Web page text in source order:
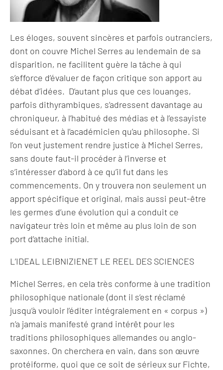
Les éloges, souvent sincères et parfois outranciers,
dont on couvre Michel Serres au lendemain de sa
disparition, ne facilitent guère la tâche à qui
s’efforce d’évaluer de façon critique son apport au
débat d’idées. D’autant plus que ces louanges,
parfois dithyrambiques, s’adressent davantage au
chroniqueur, à l’habitué des médias et à l’essayiste
séduisant et à l’académicien qu’au philosophe. Si
l’on veut justement rendre justice à Michel Serres,
sans doute faut-il procéder à l’inverse et
s’intéresser d’abord à ce qu’il fut dans les
commencements. On y trouvera non seulement un
apport spécifique et original, mais aussi peut-être
les germes d’une évolution qui a conduit ce
navigateur très loin et même au plus loin de son
port d’attache initial.
L’IDEAL LEIBNIZIENET LE REEL DES SCIENCES
Michel Serres, en cela très conforme à une tradition
philosophique nationale (dont il s’est réclamé
jusqu’à vouloir l’éditer intégralement en « corpus »)
n’a jamais manifesté grand intérêt pour les
traditions philosophiques allemandes ou anglo-
saxonnes. On cherchera en vain, dans son œuvre
protéiforme, quoi que ce soit de sérieux sur Fichte,